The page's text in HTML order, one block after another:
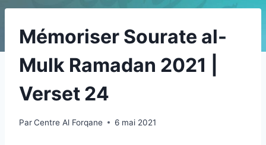
Mémoriser Sourate al-
Mulk Ramadan 2021 |
Verset 24
ParCentre Al Forqane 6 mai 2021